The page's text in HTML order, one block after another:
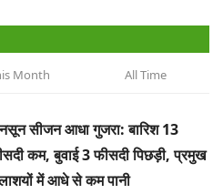
Month All Time
सीजन आधा गुजरा: बारिश 13
कम, बुवाई 3 फीसदी पिछड़ी, प्रमुख
में आधे से कम पानी